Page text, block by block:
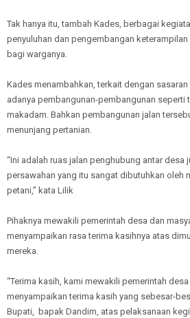
Tak hanya itu, tambah Kades, berbagai
penyuluhan dan pengembangan
bagi warganya.
Kades menambahkan, terkait dengan
adanya pembangunan-pembangunan seperti
makadam. Bahkan pembangunan jalan
menunjang pertanian.
“Ini adalah ruas jalan penghubung antar desa
persawahan yang itu sangat dibutuhkan oleh
petani,” kata Lilik
Pihaknya mewakili pemerintah desa dan
menyampaikan rasa terima kasihnya atas
mereka.
“Terima kasih, kami mewakili pemerintah
menyampaikan terima kasih yang sebesar-
Bupati, bapak Dandim, atas pelaksanaan